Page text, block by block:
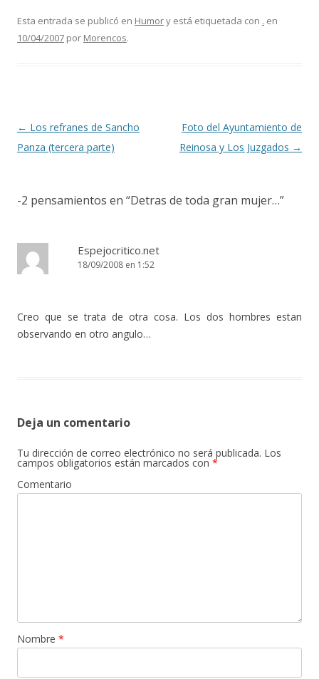
Esta entrada se publicó en Humory está etiquetada con . en
10/04/2007 por Morencos.
Navegación de entradas
← Los refranes de Sancho
Panza (tercera parte)
Foto del Ayuntamiento de
Reinosa y Los Juzgados →
-2 pensamientos en “Detras de toda gran mujer…”
Espejocritico.net
18/09/2008 en 1:52
Creo que se trata de otra cosa. Los dos hombres estan
observando en otro angulo…
Deja un comentario
Tu dirección de correo electrónico no será publicada. Los
campos obligatorios están marcados con *
Comentario
Nombre *